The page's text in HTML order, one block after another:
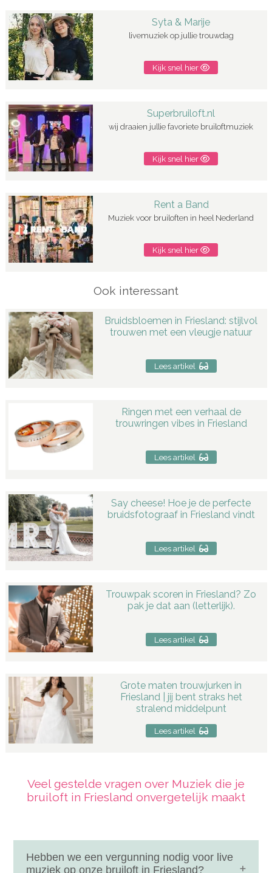
Syta & Marije
livemuziek op jullie trouwdag
Kijk snel hier
Superbruiloft.nl
wij draaien jullie favoriete bruiloftmuziek
Kijk snel hier
Rent a Band
Muziek voor bruiloften in heel Nederland
Kijk snel hier
Ook interessant
Bruidsbloemen in Friesland: stijlvol
trouwen met een vleugje natuur
Lees artikel
Ringen met een verhaal de
trouwringen vibes in Friesland
Lees artikel
Say cheese! Hoe je de perfecte
bruidsfotograaf in Friesland vindt
Lees artikel
Trouwpak scoren in Friesland? Zo
pak je dat aan (letterlijk).
Lees artikel
Grote maten trouwjurken in
Friesland | jij bent straks het
stralend middelpunt
Lees artikel
Veel gestelde vragen over Muziek die je
bruiloft in Friesland onvergetelijk maakt
Hebben we een vergunning nodig voor live
muziek op onze bruiloft in Friesland?